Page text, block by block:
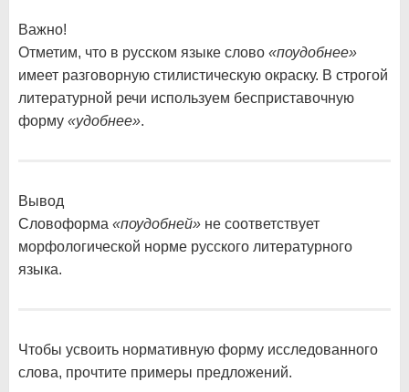
Важно!
Отметим, что в русском языке слово «поудобнее»
имеет разговорную стилистическую окраску. В строгой
литературной речи используем бесприставочную
форму «удобнее».
Вывод
Словоформа «поудобней» не соответствует
морфологической норме русского литературного
языка.
Чтобы усвоить нормативную форму исследованного
слова, прочтите примеры предложений.